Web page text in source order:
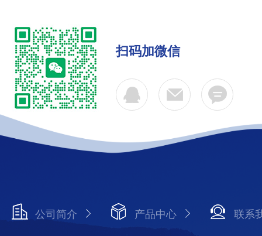
扫码加微信
公司简介 产品中心 联系